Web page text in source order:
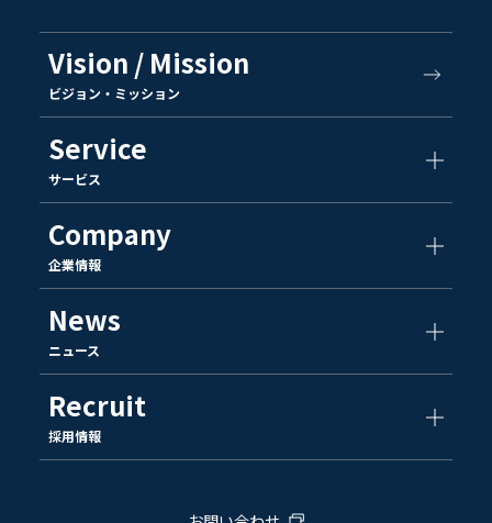
Vision / Mission
ビジョン・ミッション
Service
サービス
Company
企業情報
News
ニュース
Recruit
採用情報